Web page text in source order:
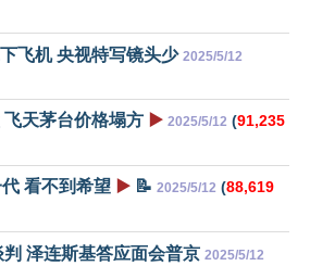
飞机 央视特写镜头少 2025/5/12
天茅台价格塌方 ▶️ 2025/5/12 (91,235
看不到希望 ▶️ 📝 2025/5/12 (88,619
泽连斯基答应面会普京 2025/5/12